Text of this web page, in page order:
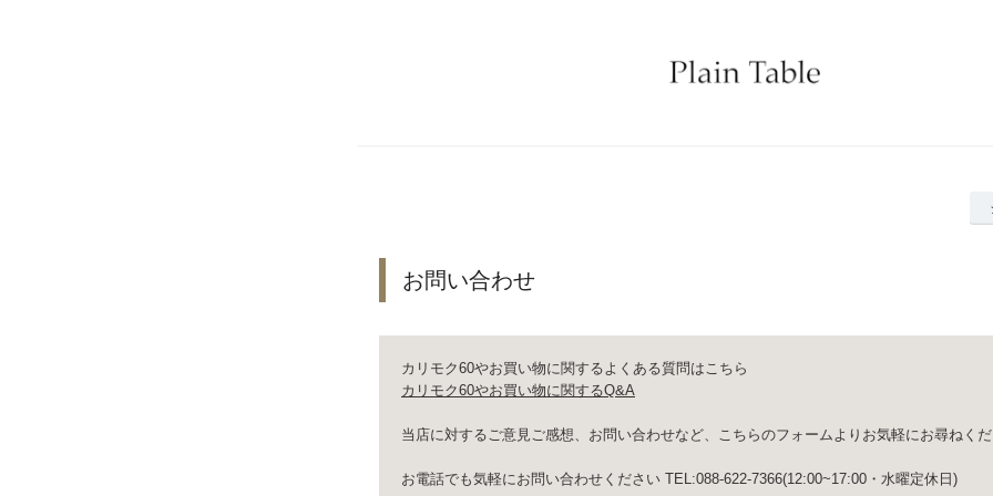
お問い合わせ
カリモク60やお買い物に関するよくある質問はこちら
カリモク60やお買い物に関するQ&A
当店に対するご意見ご感想、お問い合わせなど、こちらのフォームよりお気軽にお尋ねくだ
お電話でも気軽にお問い合わせください TEL:088-622-7366(12:00~17:00・水曜定休日)